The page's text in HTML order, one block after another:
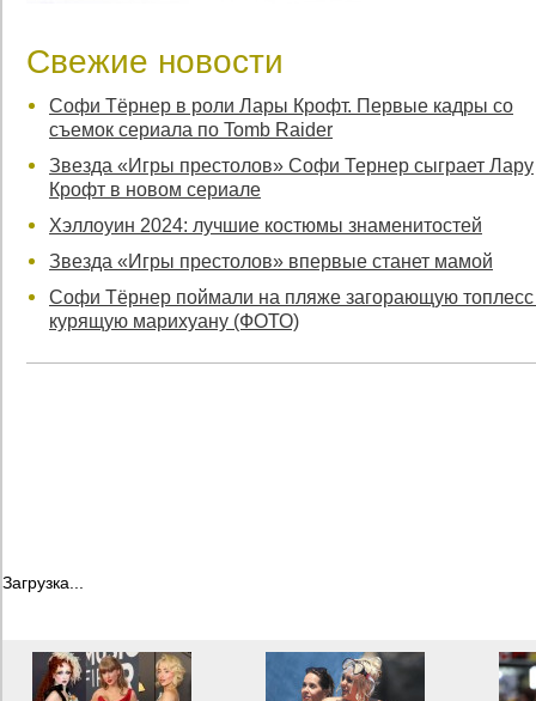
Свежие новости
Софи Тёрнер в роли Лары Крофт. Первые кадры со
съемок сериала по Tomb Raider
Звезда «Игры престолов» Софи Тернер сыграет Лару
Крофт в новом сериале
Хэллоуин 2024: лучшие костюмы знаменитостей
Звезда «Игры престолов» впервые станет мамой
Софи Тёрнер поймали на пляже загорающую
курящую марихуану (ФОТО)
Загрузка...